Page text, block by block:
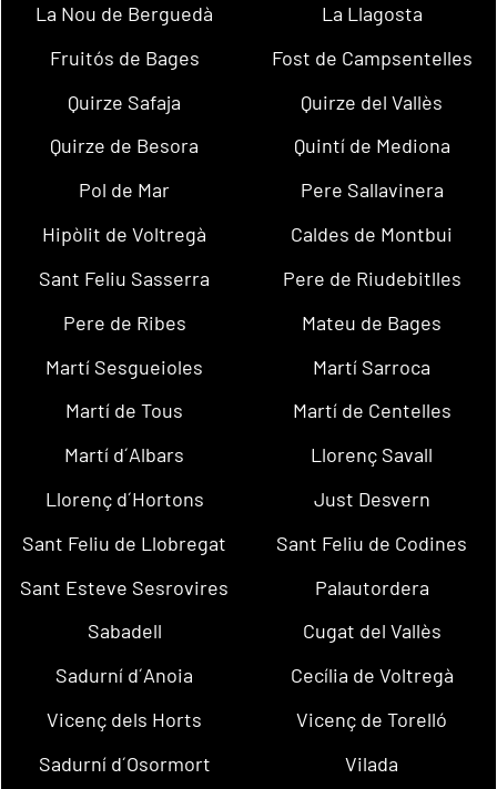
La Nou de Berguedà
La Llagosta
Fruitós de Bages
Fost de Campsentelles
Quirze Safaja
Quirze del Vallès
Quirze de Besora
Quintí de Mediona
Pol de Mar
Pere Sallavinera
Hipòlit de Voltregà
Caldes de Montbui
Sant Feliu Sasserra
Pere de Riudebitlles
Pere de Ribes
Mateu de Bages
Martí Sesgueioles
Martí Sarroca
Martí de Tous
Martí de Centelles
Martí d´Albars
Llorenç Savall
Llorenç d´Hortons
Just Desvern
Sant Feliu de Llobregat
Sant Feliu de Codines
Sant Esteve Sesrovires
Palautordera
Sabadell
Cugat del Vallès
Sadurní d´Anoia
Cecília de Voltregà
Vicenç dels Horts
Vicenç de Torelló
Sadurní d´Osormort
Vilada